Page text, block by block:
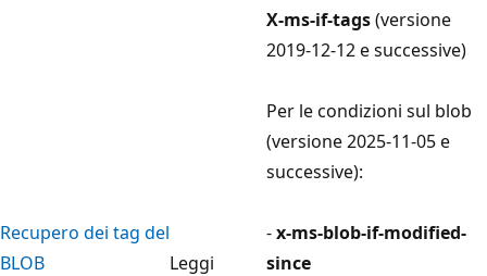
Recupero dei tag del
BLOB
Leggi
X-ms-if-tags(versione
2019-12-12 e successive)
Per le condizioni sul blob
(versione 2025-11-05 e
successive):
-x-ms-blob-if-modified-
since